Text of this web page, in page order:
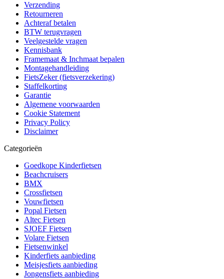
Verzending
Retourneren
Achteraf betalen
BTW terugvragen
Veelgestelde vragen
Kennisbank
Framemaat & Inchmaat bepalen
Montagehandleiding
FietsZeker (fietsverzekering)
Staffelkorting
Garantie
Algemene voorwaarden
Cookie Statement
Privacy Policy
Disclaimer
Categorieën
Goedkope Kinderfietsen
Beachcruisers
BMX
Crossfietsen
Vouwfietsen
Popal Fietsen
Altec Fietsen
SJOEF Fietsen
Volare Fietsen
Fietsenwinkel
Kinderfiets aanbieding
Meisjesfiets aanbieding
Jongensfiets aanbieding